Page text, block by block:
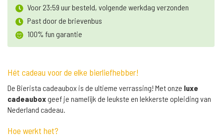
Voor 23:59 uur besteld, volgende werkdag verzonden
Past door de brievenbus
100% fun garantie
Hét cadeau voor de elke bierliefhebber!
De Bierista cadeaubox is de ultieme verrassing! Met onze luxe
cadeauboxgeef je namelijk de leukste en lekkerste opleiding van
Nederland cadeau.
Hoe werkt het?